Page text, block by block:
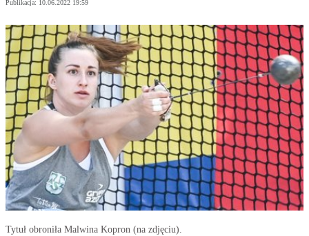
Publikacja: 10.06.2022 19:59
Tytuł obroniła Malwina Kopron (na zdjęciu).